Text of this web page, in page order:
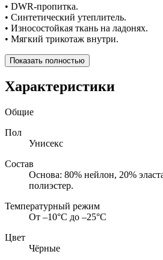
• DWR-пропитка.
• Синтетический утеплитель.
• Износостойкая ткань на ладонях.
• Мягкий трикотаж внутри.
Показать полностью
Характеристики
Общие
Пол
Унисекс
Состав
Основа: 80% нейлон, 20%
полиэстер.
Температурный режим
От –10°С до –25°С
Цвет
Чёрные